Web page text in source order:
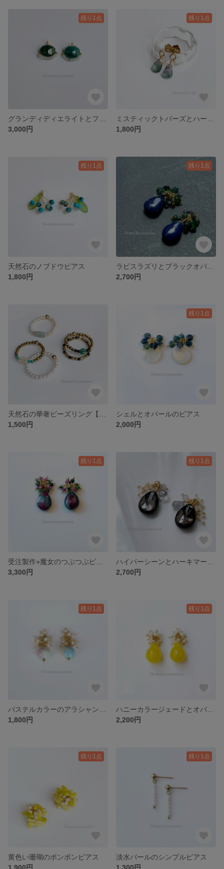
残り1点
3,000円
残り1点
1,800円
残り1点
天然石のノブドウピアス
1,800円
残り1点
2,700円
1,500円
残り1点
シェルとオパールのピアス
2,000円
残り1点
3,300円
残り1点
2,700円
残り1点
1,800円
残り1点
2,200円
残り1点
黄色い珊瑚のポンポンピアス
1,900円
残り1点
淡水パールのシンプルピアス
1,300円